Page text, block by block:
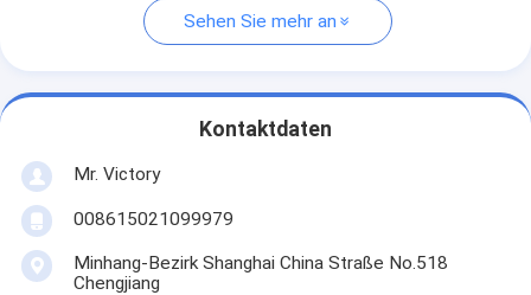
Sehen Sie mehr an
Kontaktdaten
Mr. Victory
008615021099979
Minhang-Bezirk Shanghai China Straße No.518
Chengjiang